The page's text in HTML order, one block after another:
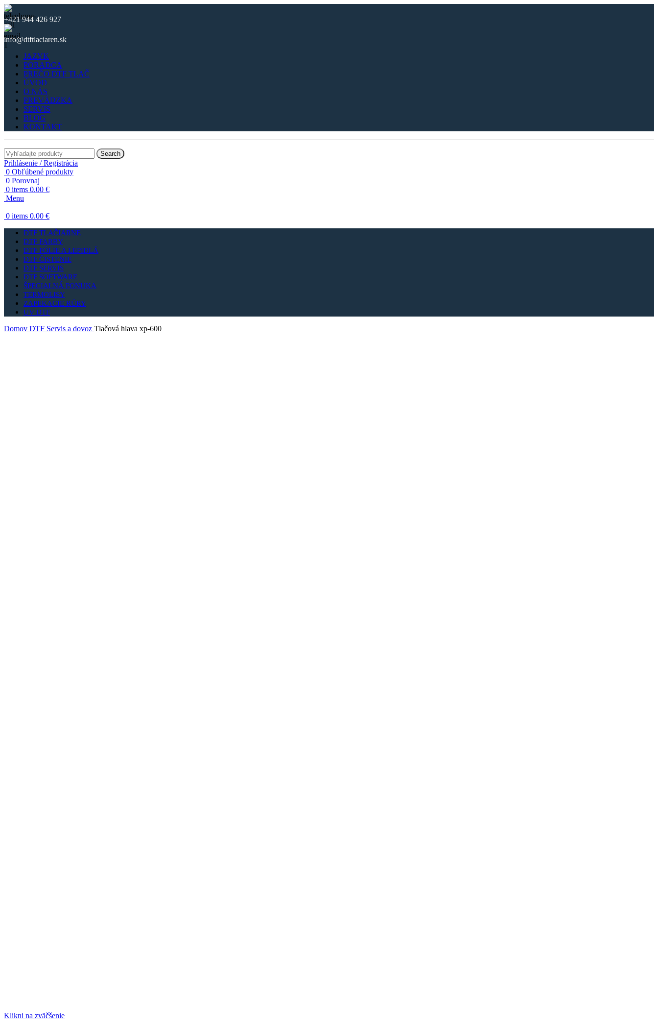
+421 944 426 927
info@dtftlaciaren.sk
JAZYK
PORADCA
PREČO DTF TLAČ
ÚVOD
O NÁS
PREVÁDZKA
SERVIS
BLOG
KONTAKT
Search
Prihlásenie / Registrácia
0 Obľúbené produkty
0 Porovnaj
0 items 0.00 €
Menu
0 items 0.00 €
DTF TLAČIARNE
DTF FARBY
DTF FÓLIE A LEPIDLÁ
DTF ČISTENIE
DTF SERVIS
DTF SOFTWARE
ŠPECIALNÁ PONUKA
TERMOLISY
ZAPEKACIE RÚRY
UV DTF
Domov DTF Servis a dovoz Tlačová hlava xp-600
Klikni na zväčšenie